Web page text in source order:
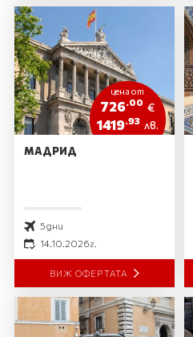
цена от
726.00 €
1419 .93 лв.
МАДРИД
5 дни
14.10.2026 г.
ВИЖ ОФЕРТАТА